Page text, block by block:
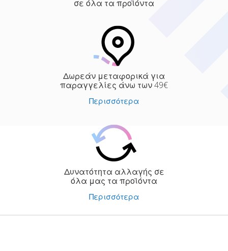
σε όλα τα προϊόντα
Δωρεάν μεταφορικά για
παραγγελίες άνω των 49€
Περισσότερα
Δυνατότητα αλλαγής σε
όλα μας τα προϊόντα
Περισσότερα